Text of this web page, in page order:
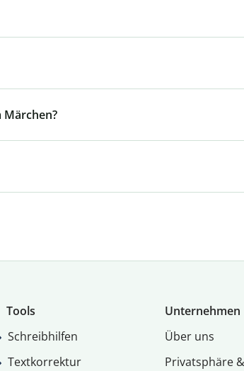
Märchen?
Tools
Schreibhilfen
Textkorrektur
Unternehmen
Über uns
Privatsphäre